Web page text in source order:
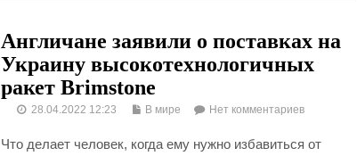
Англичане заявили о поставках на
Украину высокотехнологичных
ракет Brimstone
28.04.2022 12:23 В мире Нет комментариев
Что делает человек, когда ему нужно избавиться от